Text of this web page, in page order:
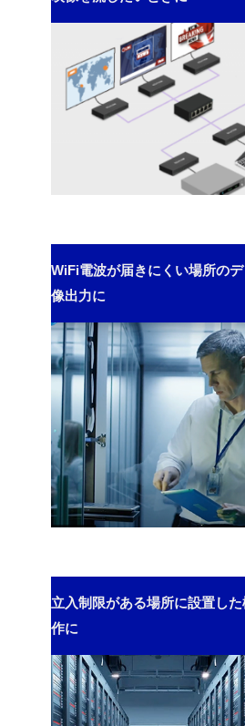
WiFi電波が届きにくい場所の
像出力に
立入制限がある場所に設置し
作に